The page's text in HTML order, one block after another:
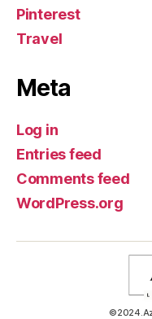
Pinterest
Travel
Meta
Log in
Entries feed
Comments feed
WordPress.org